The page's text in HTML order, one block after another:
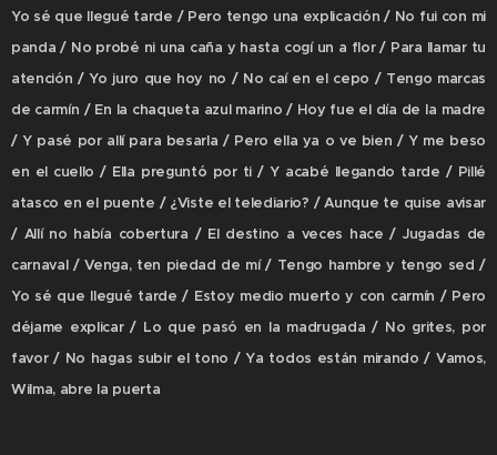
Yo sé que llegué tarde / Pero tengo una explicación / No fui con mi
panda / No probé ni una caña y hasta cogí un a flor / Para llamar tu
atención / Yo juro que hoy no / No caí en el cepo / Tengo marcas
de carmín / En la chaqueta azul marino / Hoy fue el día de la madre
/ Y pasé por allí para besarla / Pero ella ya o ve bien / Y me beso
en el cuello / Ella preguntó por ti / Y acabé llegando tarde / Pillé
atasco en el puente / ¿Viste el telediario? / Aunque te quise avisar
/ Allí no había cobertura / El destino a veces hace / Jugadas de
carnaval / Venga, ten piedad de mí / Tengo hambre y tengo sed /
Yo sé que llegué tarde / Estoy medio muerto y con carmín / Pero
déjame explicar / Lo que pasó en la madrugada / No grites, por
favor / No hagas subir el tono / Ya todos están mirando / Vamos,
Wilma, abre la puerta